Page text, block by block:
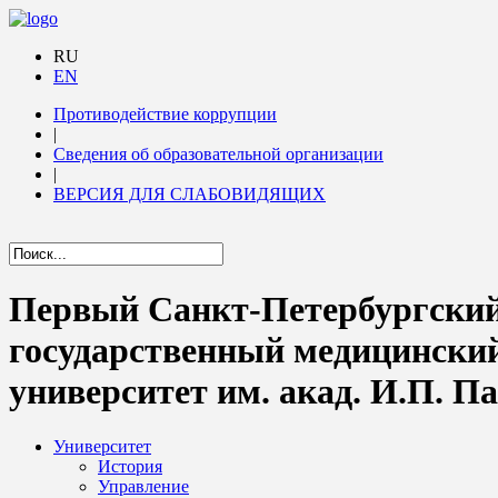
RU
EN
Противодействие коррупции
|
Сведения об образовательной организации
|
ВЕРСИЯ ДЛЯ СЛАБОВИДЯЩИХ
Первый Санкт-
государственный
университет им. акад. И.П.
Университет
История
Управление